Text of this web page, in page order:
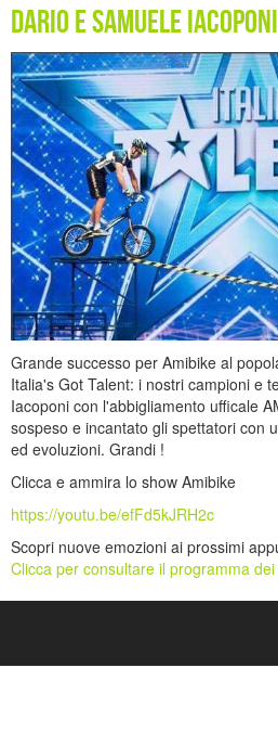
dario e samuele iacoponi
Grande successo per Amibike al
Italia's Got Talent: i nostri campioni e
Iacoponi con l'abbigliamento ufficale
sospeso e incantato gli spettatori con
ed evoluzioni. Grandi !
Clicca e ammira lo show Amibike
https://youtu.be/efFd5kJRH2c
Scopri nuove emozioni ai prossimi
Clicca per consultare il programma